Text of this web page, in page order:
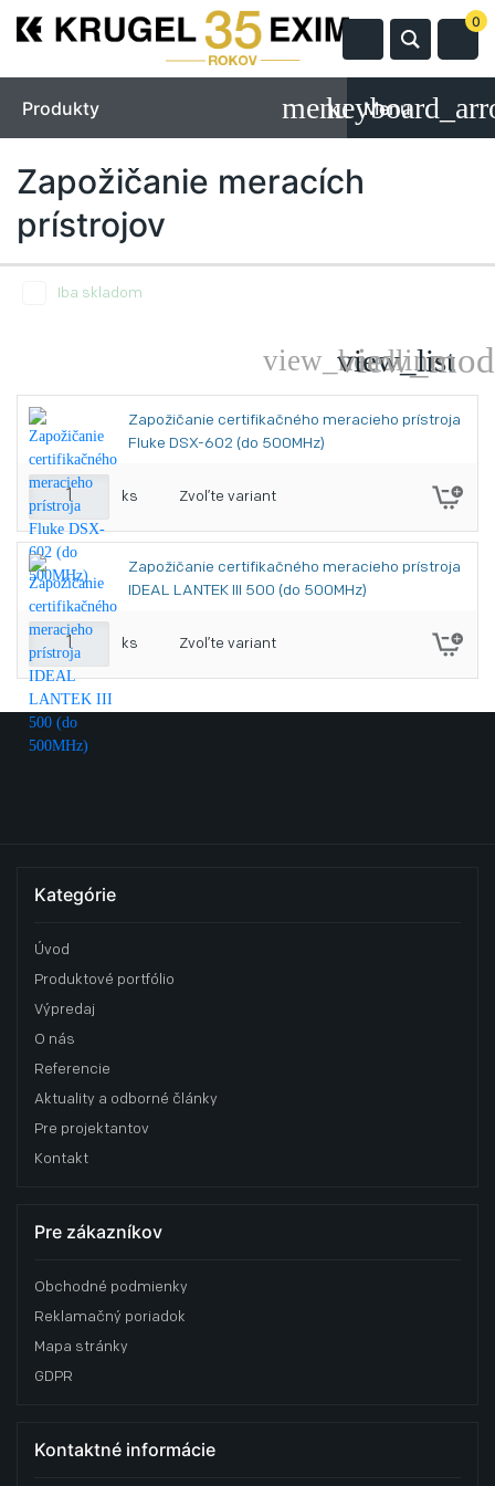
0
Produkty Menu
Zapožičanie meracích
prístrojov
Iba skladom
Zapožičanie certifikačného meracieho prístroja
Fluke DSX-602 (do 500MHz)
ks Zvoľte variant
Zapožičanie certifikačného meracieho prístroja
IDEAL LANTEK III 500 (do 500MHz)
ks Zvoľte variant
Kategórie
Úvod
Produktové portfólio
Výpredaj
O nás
Referencie
Aktuality a odborné články
Pre projektantov
Kontakt
Pre zákazníkov
Obchodné podmienky
Reklamačný poriadok
Mapa stránky
GDPR
Kontaktné informácie